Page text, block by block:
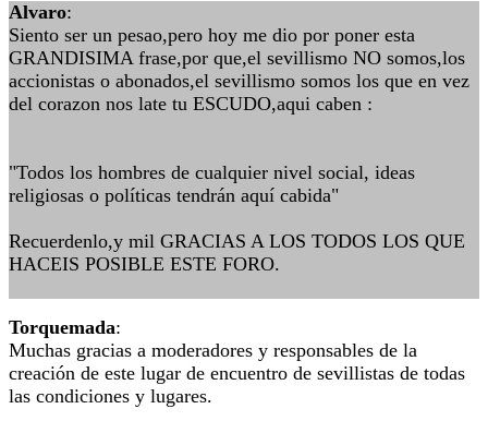
Alvaro:
Siento ser un pesao,pero hoy me dio por poner esta
GRANDISIMA frase,por que,el sevillismo NO somos,los
accionistas o abonados,el sevillismo somos los que en vez
del corazon nos late tu ESCUDO,aqui caben :
"Todos los hombres de cualquier nivel social, ideas
religiosas o políticas tendrán aquí cabida"
Recuerdenlo,y mil GRACIAS A LOS TODOS LOS QUE
HACEIS POSIBLE ESTE FORO.
Torquemada:
Muchas gracias a moderadores y responsables de la
creación de este lugar de encuentro de sevillistas de todas
las condiciones y lugares.